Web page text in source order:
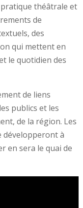
théâtrale et
de
des
qui mettent en
le quotidien des
de liens
publics et les
de la région. Les
développeront à
en sera le quai de